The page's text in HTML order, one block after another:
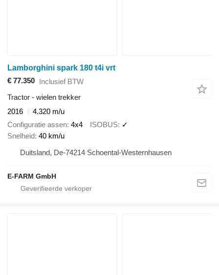
Lamborghini spark 180 t4i vrt
€ 77.350 Inclusief BTW
Tractor - wielen trekker
2016
4.320 m/u
Configuratie assen 4x4 ISOBUS ✓
Snelheid 40 km/u
Duitsland, De-74214 Schoental-Westernhausen
E-FARM GmbH